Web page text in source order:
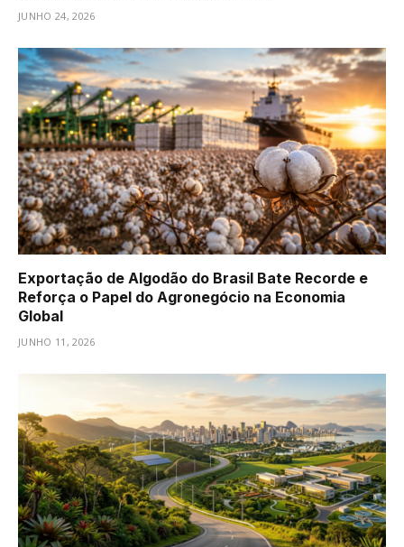
JUNHO 24, 2026
Exportação de Algodão do Brasil Bate Recorde e
Reforça o Papel do Agronegócio na Economia
Global
JUNHO 11, 2026